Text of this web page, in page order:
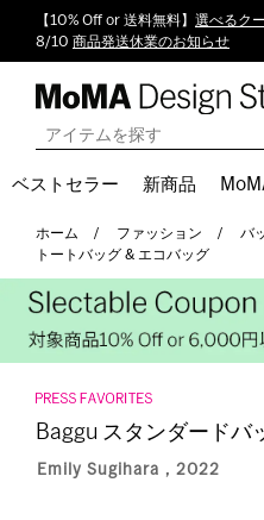
【10% Off or 送料無料】 選べるク
8/10 商品発送休業のお知らせ
ベストセラー 新商品
ホーム ファッション
バ
トートバッグ & エコバッグ
Baggu スタンダードバ
Emily Sugihara，2022